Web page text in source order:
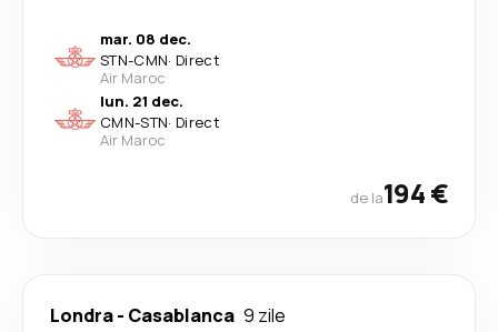
mar. 08 dec.
STN-CMN· Direct
Air Maroc
lun. 21 dec.
CMN-STN· Direct
Air Maroc
de la194 €
Londra- Casablanca 9 zile